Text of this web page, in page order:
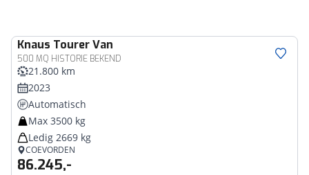
Knaus Tourer Van
500 MQ HISTORIE BEKEND
21.800 km
2023
Automatisch
Max 3500 kg
Ledig 2669 kg
COEVORDEN
86.245,-